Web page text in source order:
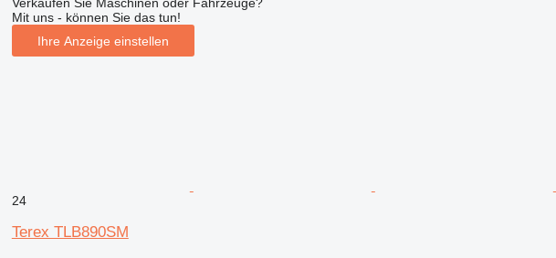
Mit uns - können Sie das tun!
Ihre Anzeige einstellen
24
Terex TLB890SM